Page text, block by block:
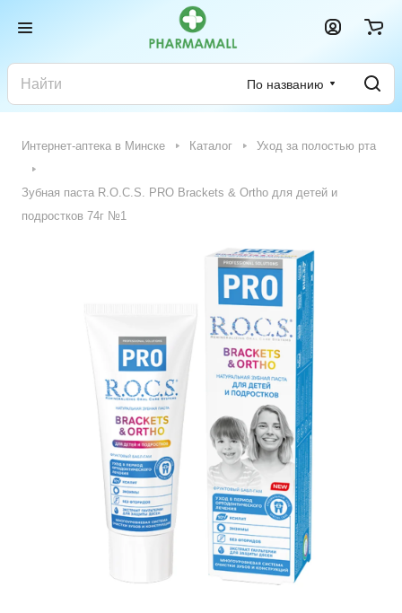
По названию
Интернет-аптека в Минске Каталог Уход за полостью рта
Зубная паста R.O.C.S. PRO Brackets & Ortho для детей и
подростков 74г №1